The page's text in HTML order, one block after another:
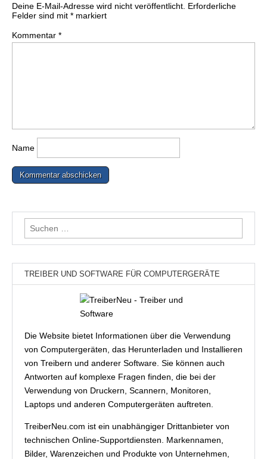
Deine E-Mail-Adresse wird nicht veröffentlicht. Erforderliche
Felder sind mit * markiert
Kommentar *
Name
Suchen
nach:
TREIBER UND SOFTWARE FÜR COMPUTERGERÄTE
Die Website bietet Informationen über die Verwendung
von Computergeräten, das Herunterladen und Installieren
von Treibern und anderer Software. Sie können auch
Antworten auf komplexe Fragen finden, die bei der
Verwendung von Druckern, Scannern, Monitoren,
Laptops und anderen Computergeräten auftreten.
TreiberNeu.com ist ein unabhängiger Drittanbieter von
technischen Online-Supportdiensten. Markennamen,
Bilder, Warenzeichen und Produkte von Unternehmen,